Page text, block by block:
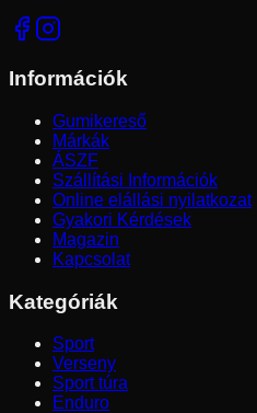
Információk
Gumikereső
Márkák
ÁSZF
Szállítási Információk
Online elállási nyilatkozat
Gyakori Kérdések
Magazin
Kapcsolat
Kategóriák
Sport
Verseny
Sport túra
Enduro